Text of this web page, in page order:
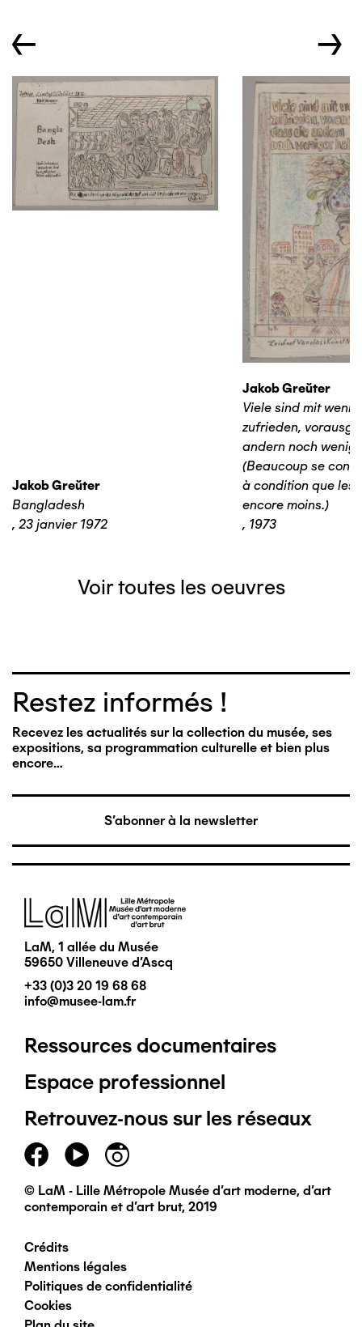
← →
Jakob Greŭter
Bangladesh
, 23 janvier 1972
Jakob Greŭter
Viele sind mit
zufrieden,
andern noch
(Beaucoup se
à condition que les
encore moins.)
, 1973
Voir toutes les oeuvres
Restez informés !
Recevez les actualités sur la collection du musée, ses
expositions, sa programmation culturelle et bien plus
encore…
S'abonner à la newsletter
Image
LaM, 1 allée du Musée
59650 Villeneuve d'Ascq
+33 (0)3 20 19 68 68
info@musee-lam.fr
Pied
de
page
principal
Ressources documentaires
Espace professionnel
Retrouvez-nous sur les réseaux
© LaM - Lille Métropole Musée d'art moderne, d'art
contemporain et d'art brut, 2019
Pied
de
Crédits
Mentions légales
Politiques de confidentialité
Cookies